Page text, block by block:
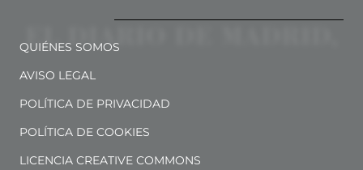
QUIÉNES SOMOS
AVISO LEGAL
POLÍTICA DE PRIVACIDAD
POLÍTICA DE COOKIES
LICENCIA CREATIVE COMMONS